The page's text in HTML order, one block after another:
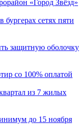
«Город Звёзд»
сетях пяти
защитную оболочку
со 100% оплатой
из 7 жилых
до 15 ноября